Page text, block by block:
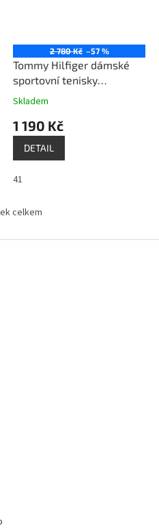
2 780 Kč –57 %
Tommy Hilfiger dámské
sportovní tenisky
TWPRINCE bílá
Skladem
1 190 Kč
DETAIL
41
O
l
celkem